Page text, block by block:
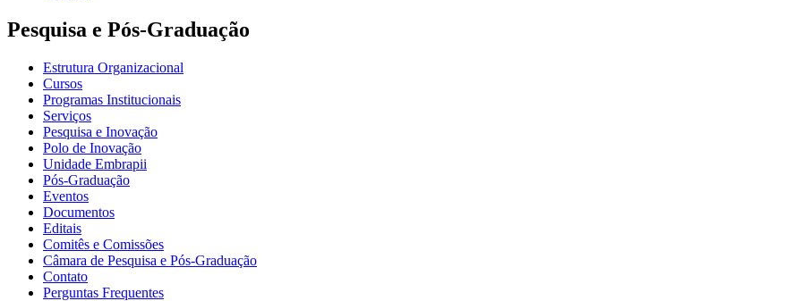
Pesquisa e Pós-Graduação
Estrutura Organizacional
Cursos
Programas Institucionais
Serviços
Pesquisa e Inovação
Polo de Inovação
Unidade Embrapii
Pós-Graduação
Eventos
Documentos
Editais
Comitês e Comissões
Câmara de Pesquisa e Pós-Graduação
Contato
Perguntas Frequentes